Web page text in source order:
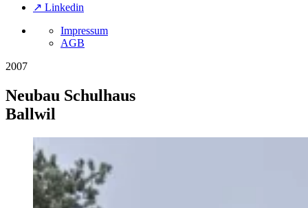
↗ Linkedin
Impressum
AGB
2007
Neubau Schulhaus
Ballwil